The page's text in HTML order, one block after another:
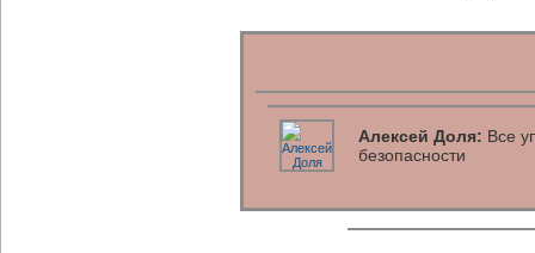
Алексей Доля: Все
безопасности